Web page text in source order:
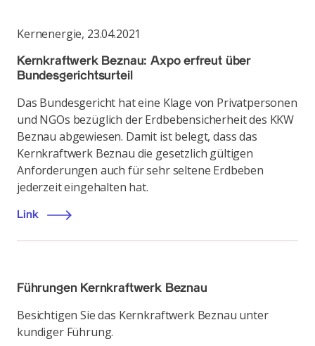
Kernenergie, 23.04.2021
Kernkraftwerk Beznau: Axpo erfreut über
Bundesgerichtsurteil
Das Bundesgericht hat eine Klage von Privatpersonen
und NGOs bezüglich der Erdbebensicherheit des KKW
Beznau abgewiesen. Damit ist belegt, dass das
Kernkraftwerk Beznau die gesetzlich gültigen
Anforderungen auch für sehr seltene Erdbeben
jederzeit eingehalten hat.
Link
Führungen Kernkraftwerk Beznau
Besichtigen Sie das Kernkraftwerk Beznau unter
kundiger Führung.